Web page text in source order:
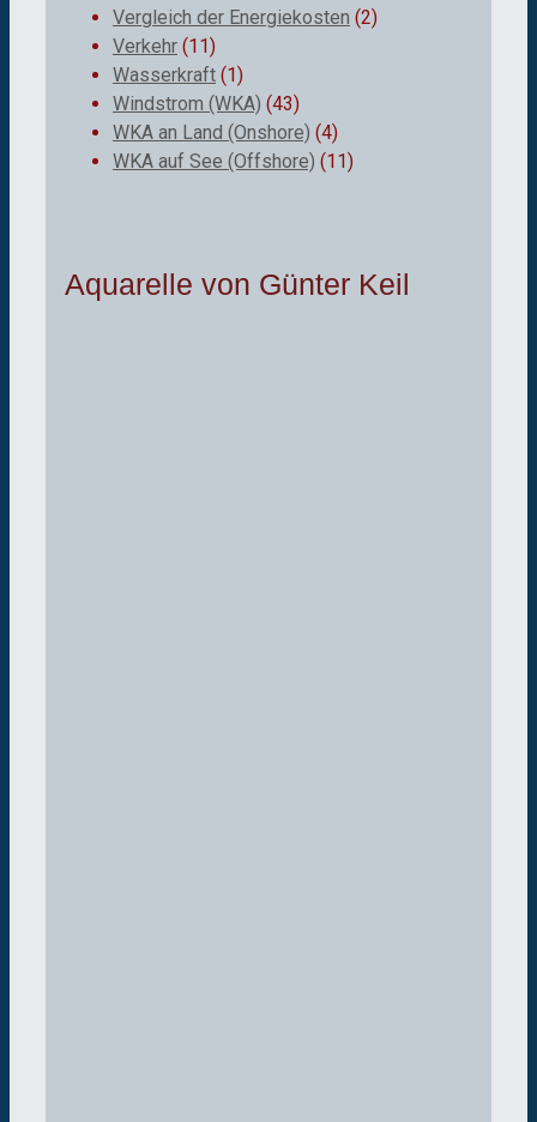
Vergleich der Energiekosten (2)
Verkehr (11)
Wasserkraft (1)
Windstrom (WKA) (43)
WKA an Land (Onshore) (4)
WKA auf See (Offshore) (11)
Aquarelle von Günter Keil